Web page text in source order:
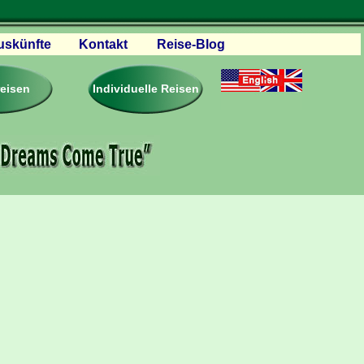
– Reviews
Firmen & Links
Kontakt Reise-Blog
Individuelle Reisen